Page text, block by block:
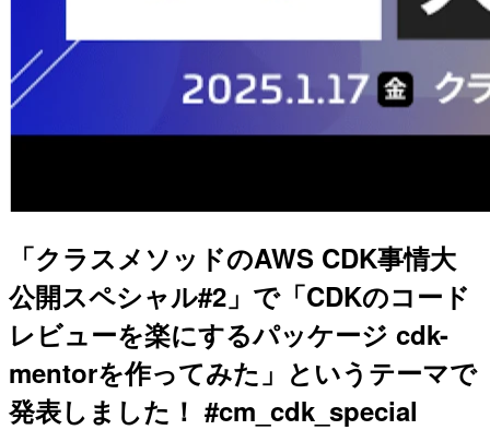
「クラスメソッドのAWS CDK事情大
公開スペシャル#2」で「CDKのコード
レビューを楽にするパッケージ cdk-
mentorを作ってみた」というテーマで
発表しました！ #cm_cdk_special